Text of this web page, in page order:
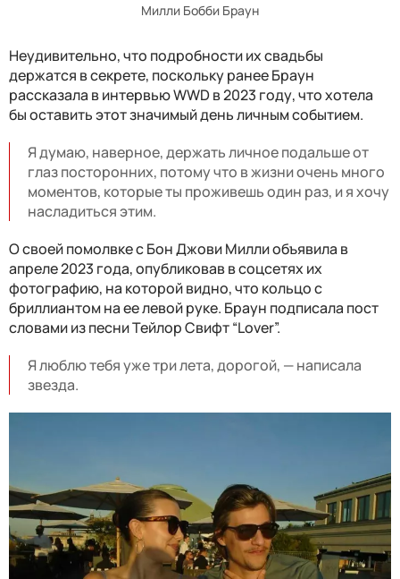
Милли Бобби Браун
Неудивительно, что подробности их свадьбы
держатся в секрете, поскольку ранее Браун
рассказала в интервью WWD в 2023 году, что хотела
бы оставить этот значимый день личным событием.
Я думаю, наверное, держать личное подальше от
глаз посторонних, потому что в жизни очень много
моментов, которые ты проживешь один раз, и я хочу
насладиться этим.
О своей помолвке с Бон Джови Милли объявила в
апреле 2023 года, опубликовав в соцсетях их
фотографию, на которой видно, что кольцо с
бриллиантом на ее левой руке. Браун подписала пост
словами из песни Тейлор Свифт “Lover”.
Я люблю тебя уже три лета, дорогой, — написала
звезда.